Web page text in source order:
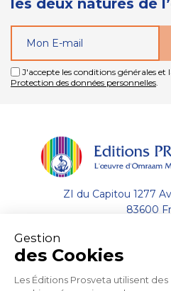
Gestion
des Cookies
Les Éditions Prosveta utilisent des
les deux natures de
J'accepte les conditions générales
Protection des données personnelles.
ZI du Capitou 1277
83600
Envoyer